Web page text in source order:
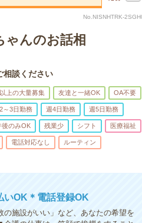
No.NISNHTRK-
ゃんのお話相
談ください
上の大量募集 友達と一緒OK OA不要
～3日勤務 週4日勤務 週5日勤務
後のみOK 残業少 シフト 医療福祉
電話対応なし ルーティン
いOK＊電話登録OK
施設がいい」など、あなたの希望を